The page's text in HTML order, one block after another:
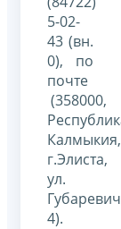
5-02-
43 (вн.
0), по
почте
(358000,
Калмыкия,
г.Элиста,
ул.
4).